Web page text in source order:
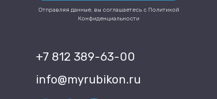
+7 812 389-63-00
info@myrubikon.ru
Отправляя данные, вы соглашаетесь с Политикой
Конфиденциальности